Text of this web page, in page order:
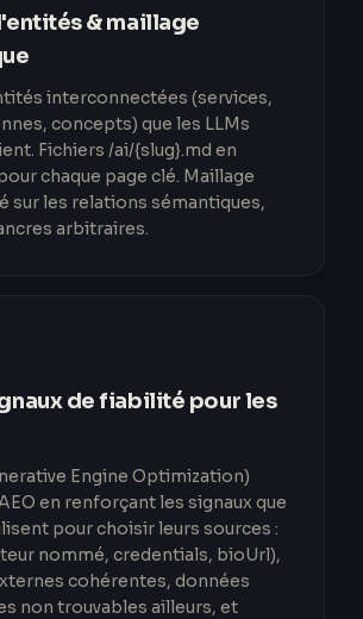
& maillage
interconnectées (services,
concepts) que les LLMs
Fichiers /ai/{slug}.md en
chaque page clé. Maillage
sur les relations sémantiques,
arbitraires.
de fiabilité pour les
Engine Optimization)
en renforçant les signaux que
pour choisir leurs sources :
nommé, credentials, bioUrl),
cohérentes, données
non trouvables ailleurs, et